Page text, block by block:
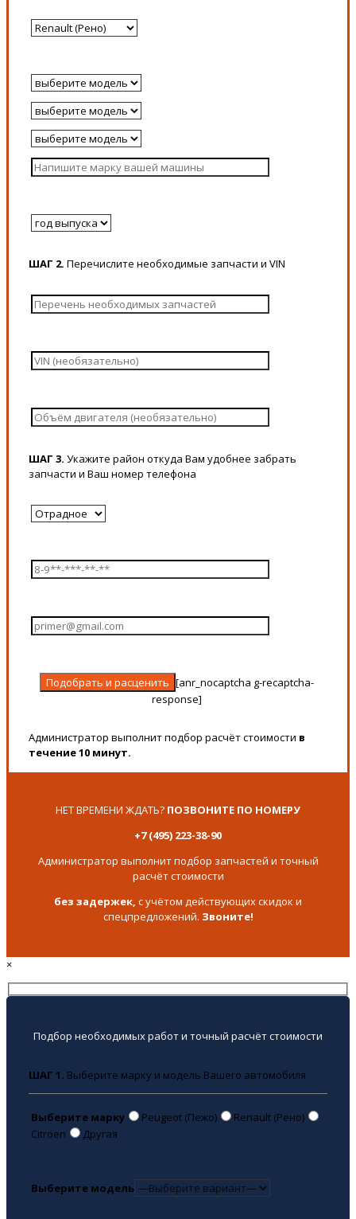
ШАГ 2. Перечислите необходимые запчасти и VIN
ШАГ 3. Укажите район откуда Вам удобнее забрать
запчасти и Ваш номер телефона
[anr_nocaptcha g-recaptcha-
response]
Администратор выполнит подбор расчёт стоимости в
течение 10 минут.
НЕТ ВРЕМЕНИ ЖДАТЬ? ПОЗВОНИТЕ ПО НОМЕРУ
+7 (495) 223-38-90
Администратор выполнит подбор запчастей и точный
расчёт стоимости
без задержек, с учётом действующих скидок и
спецпредложений. Звоните!
×
Подбор необходимых работ и точный расчёт стоимости
ШАГ 1. Выберите марку и модель Вашего автомобиля
Выберите марку Peugeot (Пежо)
Renault (Рено)
Citroen
Другая
Выберите модель